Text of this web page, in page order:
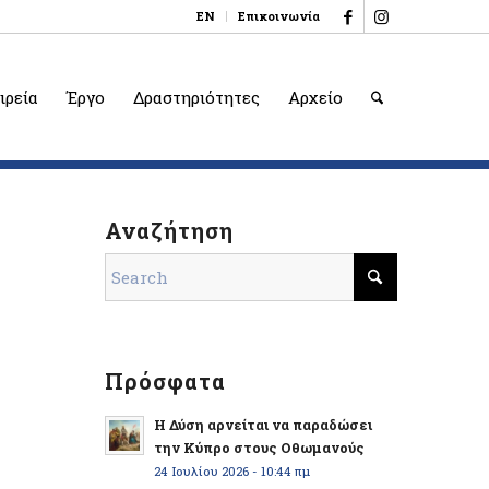
EN Επικοινωνία
Έργο Δραστηριότητες Αρχείο
Αναζήτηση
Πρόσφατα
Η Δύση αρνείται να παραδώσει
την Κύπρο στους Οθωμανούς
24 Ιουλίου 2026 - 10:44 πμ